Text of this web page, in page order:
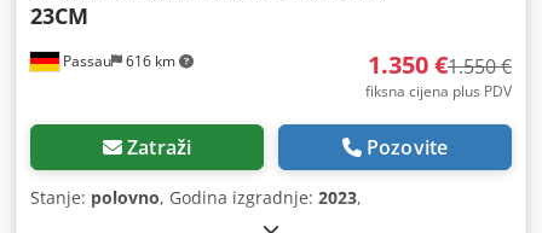
Passau 616 km
23CM
1.350 €1.550 €
fiksna cijena plus PDV
Zatraži Pozovite
Stanje: polovno, Godina izgradnje: 2023,